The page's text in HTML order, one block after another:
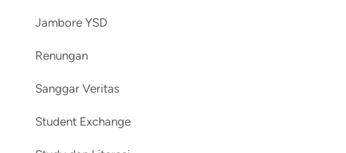
Jambore YSD
Renungan
Sanggar Veritas
Student Exchange